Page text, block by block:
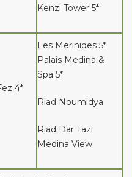
Kenzi Tower 5*
4*
Les Merinides 5*
Palais Medina &
Spa 5*
Riad Noumidya
Riad Dar Tazi
Medina View